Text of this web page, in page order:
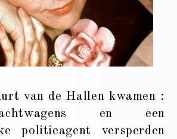
van de Hallen kwamen :
en een
politieagent versperden